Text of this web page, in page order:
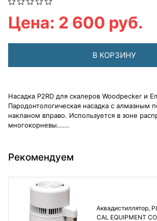
Цена: 2 600 руб.
В КОРЗИНУ
Насадка Р2RD для скалеров Woodpecker и
Пародонтологическая насадка с алмазным
накланом вправо. Используется в зоне
многокорневы......
Рекомендуем
Аквадистиллятор,
CAL EQUIPMENT